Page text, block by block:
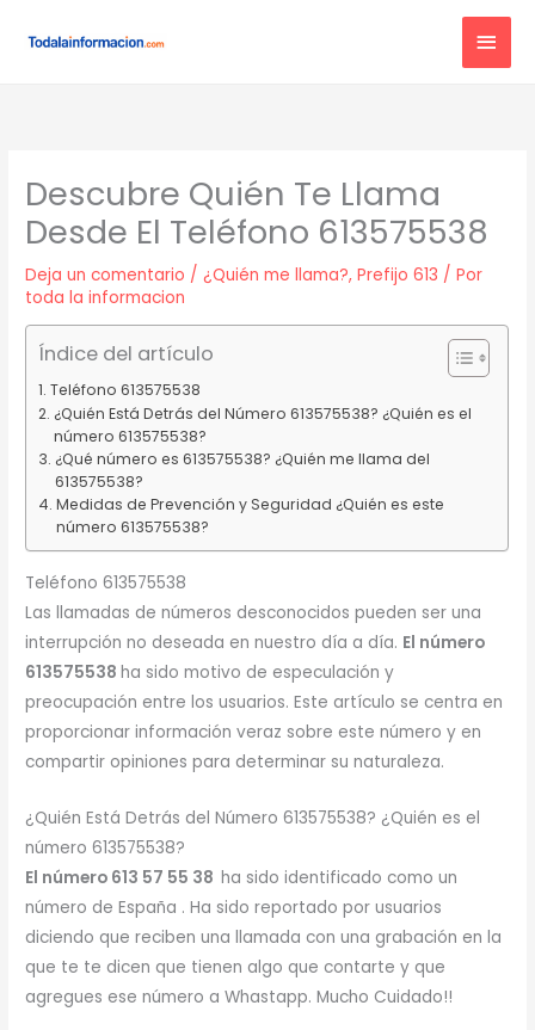
Descubre Quién Te Llama
Desde El Teléfono 613575538
Deja un comentario /¿Quién me llama?,Prefijo 613 / Por
toda la informacion
Índice del artículo
Teléfono 613575538
¿Quién Está Detrás del Número 613575538? ¿Quién es el
número 613575538?
¿Qué número es 613575538? ¿Quién me llama del
613575538?
Medidas de Prevención y Seguridad ¿Quién es este
número 613575538?
Teléfono 613575538
Las llamadas de números desconocidos pueden ser una
interrupción no deseada en nuestro día a día. El número
613575538ha sido motivo de especulación y
preocupación entre los usuarios. Este artículo se centra en
proporcionar información veraz sobre este número y en
compartir opiniones para determinar su naturaleza.
¿Quién Está Detrás del Número 613575538? ¿Quién es el
número 613575538?
El número 613 57 55 38ha sido identificado como un
número de España . Ha sido reportado por usuarios
diciendo que reciben una llamada con una grabación en la
que te te dicen que tienen algo que contarte y que
agregues ese número a Whastapp. Mucho Cuidado!!